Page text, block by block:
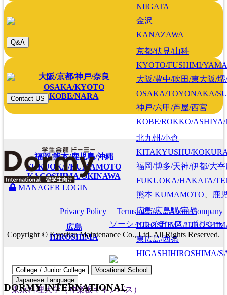
NIIGATA
金沢
KANAZAWA
大阪/京都/神戸/奈良
OSAKA/KYOTO
KOBE/NARA
京都/伏見/山科
KYOTO/FUSHIMI/
大阪/豊中/吹田/東大阪/
OSAKA/TOYONAKA/
神戸/六甲/芦屋/西宮
KOBE/ROKKO/
福岡/熊本/鹿児島/沖縄
FUKUOKA/KUMAMOTO
KAGOSHIMA/OKINAWA
北九州/小倉
KITAKYUSHU/
福岡/博多/天神/伊都/大宰
FUKUOKA/HAKATA/
熊本 KUMAMOTO 鹿
広島
HIROSHIMA
広島/広島駅/宇品
HIROSHIMA/
東広島/西条
HIGASHIHIROSHIMA/
College / Junior College
Vocational School
Japanese Language
東京料理大学（神楽板キャンパス）
Q&A
Contact US
MANAGER LOGIN
Privacy Policy Terms of Use
About Company
ソーシャルメディア・ポリシー
Copyright © Kyoritsu Maintenance Co., Ltd. All Rights Reserved.
DORMY INTERNATIONAL